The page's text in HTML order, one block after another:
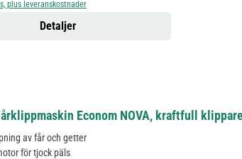
plus leveranskostnader
Detaljer
Econom NOVA, kraftfull
av får och getter
för tjock päls